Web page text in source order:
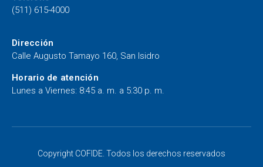
(511) 615-4000
Dirección
Calle Augusto Tamayo 160, San Isidro
Horario de atención
Lunes a Viernes: 8:45 a. m. a 5:30 p. m.
Copyright COFIDE. Todos los derechos reservados